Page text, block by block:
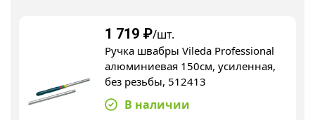
1 719 ₽/шт.
Ручка швабры Vileda Professional
алюминиевая 150см, усиленная,
без резьбы, 512413
В наличии